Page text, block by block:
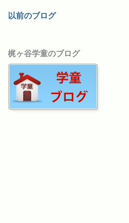
以前のブログ
梶ヶ谷学童のブログ